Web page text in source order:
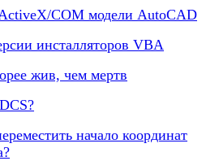
COM модели AutoCAD
инсталляторов VBA
жив, чем мертв
начало координат